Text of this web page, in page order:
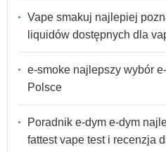
Vape smakuj najlepiej
liquidów dostępnych dla
e-smoke najlepszy wybór
Polsce
Poradnik e-dym e-dym
fattest vape test i recenzja